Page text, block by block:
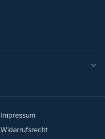
Impressum
Widerrufsrecht